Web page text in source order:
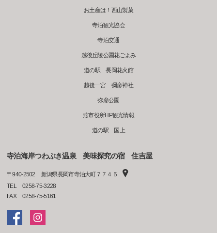
お土産は！西山製菓
寺泊観光協会
寺泊交通
越後丘陵公園花ごよみ
道の駅 長岡花火館
越後一宮 彌彦神社
弥彦公園
燕市役所HP観光情報
道の駅 国上
寺泊海岸つわぶき温泉 美味探究の宿 住吉屋
〒940-2502
新潟県長岡市寺泊大町７７４５
TEL
0258-75-3228
FAX
0258-75-5161